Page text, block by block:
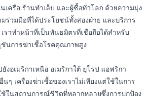
เครือ ร้านทำเล็บ และผู้ซื้อทั่วโลก ด้วยความมุ่ง
ร่วมมือที่ได้ประโยชน์ทั้งสองฝ่าย และบริการ
ราทำหน้าที่เป็นพันธมิตรที่เชื่อถือได้สำหรับ
นการฆ่าเชื้อโรคคุณภาพสูง
งอเมริกาเหนือ อเมริกาใต้ ยุโรป แอฟริกา
นๆ เครื่องฆ่าเชื้อของเราไม่เพียงแต่ใช้ในการ
ช้ในสถานการณ์ชีวิตที่หลากหลายซึ่งการปกป้อง